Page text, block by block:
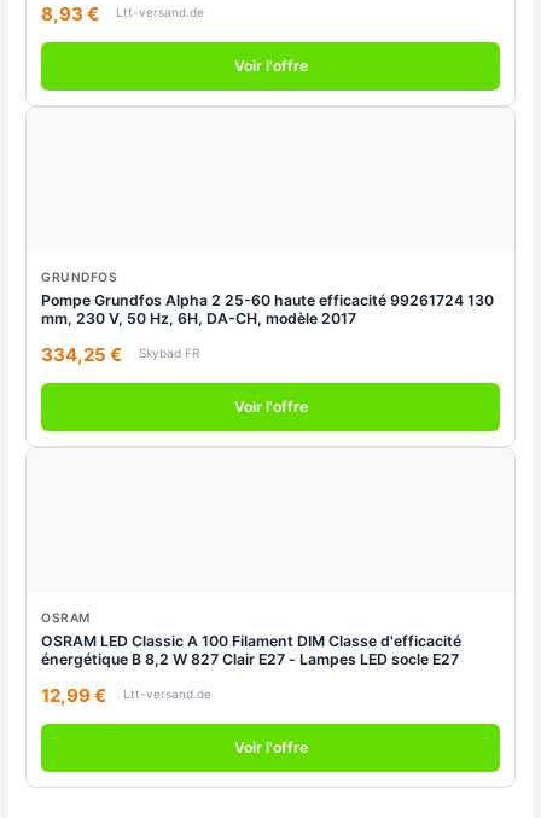
8,93 € Ltt-versand.de
Voir l'offre
GRUNDFOS
Pompe Grundfos Alpha 2 25-60 haute efficacité 99261724 130
mm, 230 V, 50 Hz, 6H, DA-CH, modèle 2017
334,25 € Skybad FR
Voir l'offre
OSRAM
OSRAM LED Classic A 100 Filament DIM Classe d'efficacité
énergétique B 8,2 W 827 Clair E27 - Lampes LED socle E27
12,99 € Ltt-versand.de
Voir l'offre